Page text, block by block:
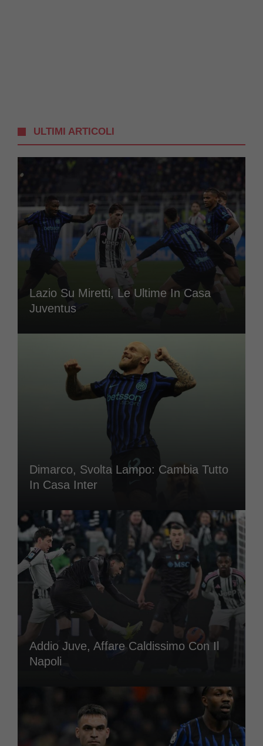
ULTIMI ARTICOLI
Lazio Su Miretti, Le Ultime In Casa
Juventus
Dimarco, Svolta Lampo: Cambia Tutto
In Casa Inter
Addio Juve, Affare Caldissimo Con Il
Napoli